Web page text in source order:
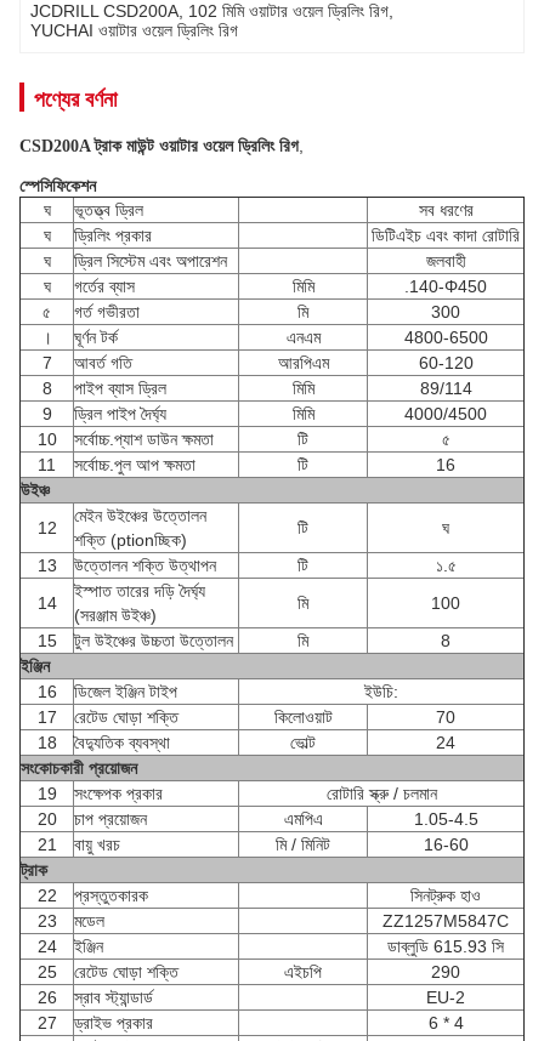
JCDRILL CSD200A 102 মিমি ওয়াটার ওয়েল ড্রিলিং রিগ
YUCHAI ওয়াটার ওয়েল ড্রিলিং রিগ
পণ্যের বর্ণনা
CSD200A ট্রাক মাউন্ট ওয়াটার ওয়েল ড্রিলিং রিগ,
স্পেসিফিকেশন
ঘ
ভূতত্ত্ব ড্রিল
সব ধরণের
ঘ
ড্রিলিং প্রকার
ডিটিএইচ এবং কাদা রোটারি
ঘ
ড্রিল সিস্টেম এবং অপারেশন
জলবাহী
ঘ
গর্তের ব্যাস মিমি
.140-Φ450
৫
গর্ত গভীরতা মি
300
।
ঘূর্ণন টর্ক এনএম
4800-6500
7
আবর্ত গতি আরপিএম
60-120
8
পাইপ ব্যাস ড্রিল মিমি
89/114
9
ড্রিল পাইপ দৈর্ঘ্য মিমি
4000/4500
10
সর্বোচ্চ.প্যাশ ডাউন ক্ষমতা টি
৫
11
সর্বোচ্চ.পুল আপ ক্ষমতা টি
16
উইঞ্চ
12
মেইন উইঞ্চের উত্তোলন
শক্তি (ptionচ্ছিক)
টি
ঘ
13
উত্তোলন শক্তি উত্থাপন টি
১.৫
14
ইস্পাত তারের দড়ি দৈর্ঘ্য
(সরঞ্জাম উইঞ্চ)
মি
100
15
টুল উইঞ্চের উচ্চতা উত্তোলন মি
8
ইঞ্জিন
16
ডিজেল ইঞ্জিন টাইপ
ইউচি:
17
রেটেড ঘোড়া শক্তি কিলোওয়াট
70
18
বৈদ্যুতিক ব্যবস্থা ভোল্ট
24
সংকোচকারী প্রয়োজন
19
সংক্ষেপক প্রকার
রোটারি স্ক্রু / চলমান
20
চাপ প্রয়োজন এমপিএ
1.05-4.5
21
বায়ু খরচ মি / মিনিট
16-60
ট্রাক
22
প্রস্তুতকারক
সিনট্রুক হাও
23
মডেল
ZZ1257M5847C
24
ইঞ্জিন
ডাব্লুডি 615.93 সি
25
রেটেড ঘোড়া শক্তি এইচপি
290
26
স্রাব স্ট্যান্ডার্ড
EU-2
27
ড্রাইভ প্রকার
6 * 4